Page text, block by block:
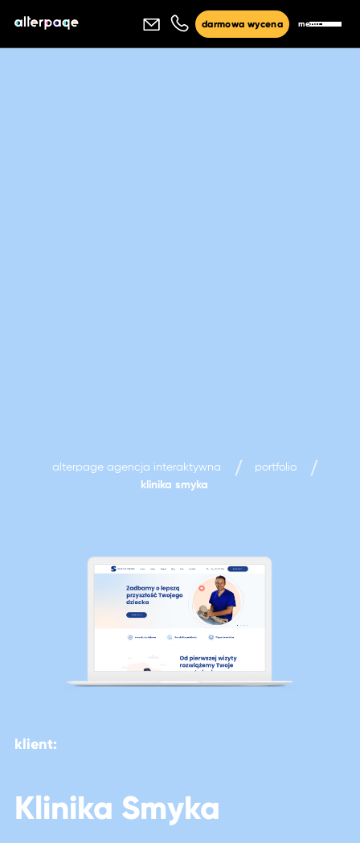
darmowa wycena menu
alterpage agencja interaktywna
portfolio
klinika smyka
klient:
Klinika Smyka